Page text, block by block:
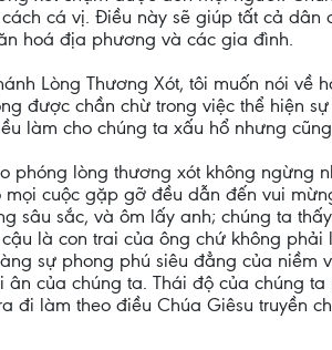
cá vị. Điều này sẽ giúp tất cả dân
hoá địa phương và các gia đình.
Lòng Thương Xót, tôi muốn nói về
được chần chừ trong việc thể hiện
làm cho chúng ta xấu hổ nhưng
phóng lòng thương xót không
cuộc gặp gỡ đều dẫn đến vui
sâu sắc, và ôm lấy anh; chúng ta
là con trai của ông chứ không
sự phong phú siêu đẳng của niềm
của chúng ta. Thái độ của chúng
làm theo điều Chúa Giêsu truyền